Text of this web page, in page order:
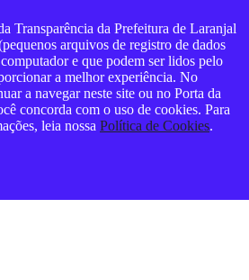
Transparência da Prefeitura de Laranjal
arquivos de registro de dados
e que podem ser lidos pelo
a melhor experiência. No
a navegar neste site ou no Porta da
concorda com o uso de cookies. Para
leia nossa Política de Cookies.